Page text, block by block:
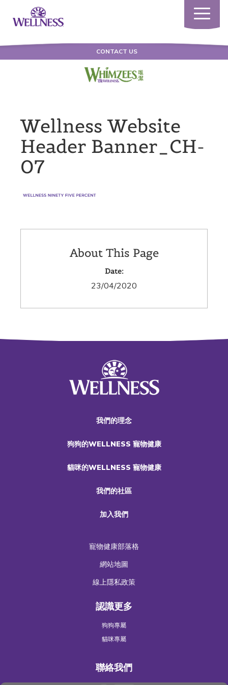
Toggle
CONTACT US
Wellness Website
Header Banner_CH-
07
About This Page
Date:
23/04/2020
我們的理念
狗狗的WELLNESS 寵物健康
貓咪的WELLNESS 寵物健康
我們的社區
加入我們
寵物健康部落格
網站地圖
線上隱私政策
認識更多
狗狗專屬
貓咪專屬
聯絡我們